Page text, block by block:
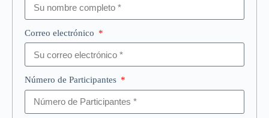
Correo electrónico
Número de Participantes